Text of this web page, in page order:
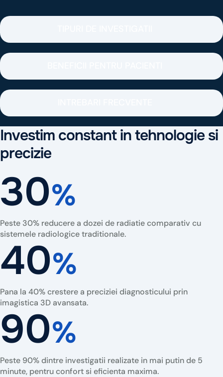
Investim constant in tehnologie si
precizie
30%
Peste 30% reducere a dozei de radiatie comparativ cu
sistemele radiologice traditionale.
40%
Pana la 40% crestere a preciziei diagnosticului prin
imagistica 3D avansata.
90%
Peste 90% dintre investigatii realizate in mai putin de 5
minute, pentru confort si eficienta maxima.